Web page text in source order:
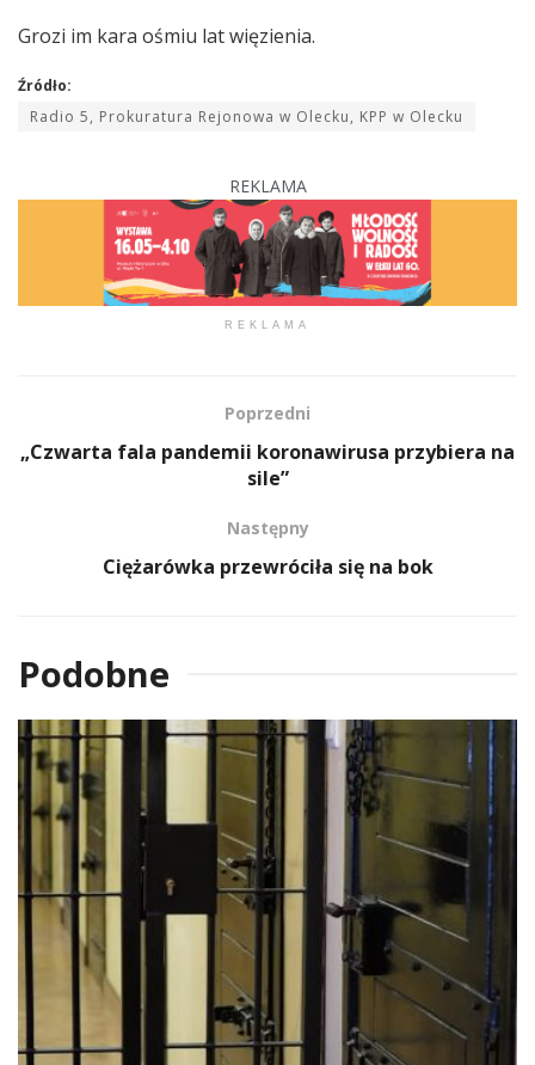
Grozi im kara ośmiu lat więzienia.
Źródło:
Radio 5, Prokuratura Rejonowa w Olecku, KPP w Olecku
REKLAMA
REKLAMA
Poprzedni
„Czwarta fala pandemii koronawirusa przybiera na
sile”
Następny
Ciężarówka przewróciła się na bok
Podobne